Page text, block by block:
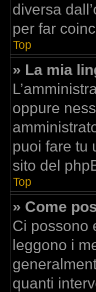
diversa
per far
Top
» La mia
oppure
puoi fare tu
sito del
Top
» Come
Ci possono
leggono i
quanti